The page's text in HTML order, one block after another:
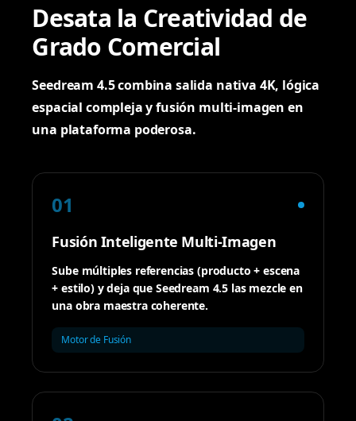
Desata la Creatividad de
Grado Comercial
Seedream 4.5 combina salida nativa 4K, lógica
espacial compleja y fusión multi-imagen en
una plataforma poderosa.
01
Fusión Inteligente Multi-Imagen
Sube múltiples referencias (producto + escena
+ estilo) y deja que Seedream 4.5 las mezcle en
una obra maestra coherente.
Motor de Fusión